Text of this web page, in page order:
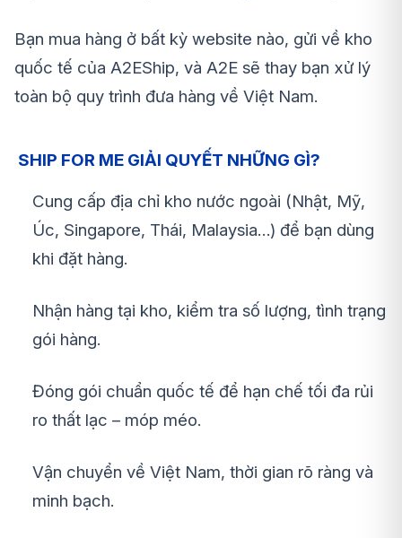
Bạn mua hàng ở bất kỳ website nào, gửi về kho
quốc tế của A2EShip, và A2E sẽ thay bạn xử lý
toàn bộ quy trình đưa hàng về Việt Nam.
SHIP FOR ME GIẢI QUYẾT NHỮNG GÌ?
Cung cấp địa chỉ kho nước ngoài (Nhật, Mỹ,
Úc, Singapore, Thái, Malaysia…) để bạn dùng
khi đặt hàng.
Nhận hàng tại kho, kiểm tra số lượng, tình trạng
gói hàng.
Đóng gói chuẩn quốc tế để hạn chế tối đa rủi
ro thất lạc – móp méo.
Vận chuyển về Việt Nam, thời gian rõ ràng và
minh bạch.